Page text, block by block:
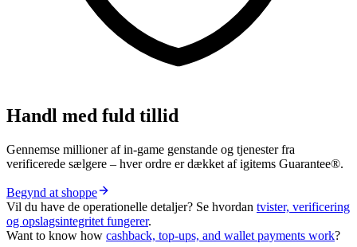
Handl med fuld tillid
Gennemse millioner af in-game genstande og tjenester fra
verificerede sælgere – hver ordre er dækket af igitems Guarantee®.
Begynd at shoppe
Vil du have de operationelle detaljer? Se hvordan tvister, verificering
og opslagsintegritet fungerer.
Want to know how cashback, top-ups, and wallet payments work?